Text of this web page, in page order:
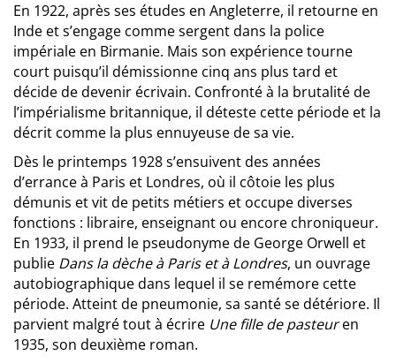
En 1922, après ses études en Angleterre, il retourne en
Inde et s’engage comme sergent dans la police
impériale en Birmanie. Mais son expérience tourne
court puisqu’il démissionne cinq ans plus tard et
décide de devenir écrivain. Confronté à la brutalité de
l’impérialisme britannique, il déteste cette période et la
décrit comme la plus ennuyeuse de sa vie.
Dès le printemps 1928 s’ensuivent des années
d’errance à Paris et Londres, où il côtoie les plus
démunis et vit de petits métiers et occupe diverses
fonctions : libraire, enseignant ou encore chroniqueur.
En 1933, il prend le pseudonyme de George Orwell et
publie Dans la dèche à Paris et à Londres, un ouvrage
autobiographique dans lequel il se remémore cette
période. Atteint de pneumonie, sa santé se détériore. Il
parvient malgré tout à écrire Une fille de pasteuren
1935, son deuxième roman.